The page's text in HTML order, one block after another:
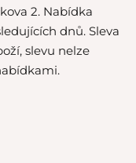
2. Nabídka
dnů. Sleva
slevu nelze